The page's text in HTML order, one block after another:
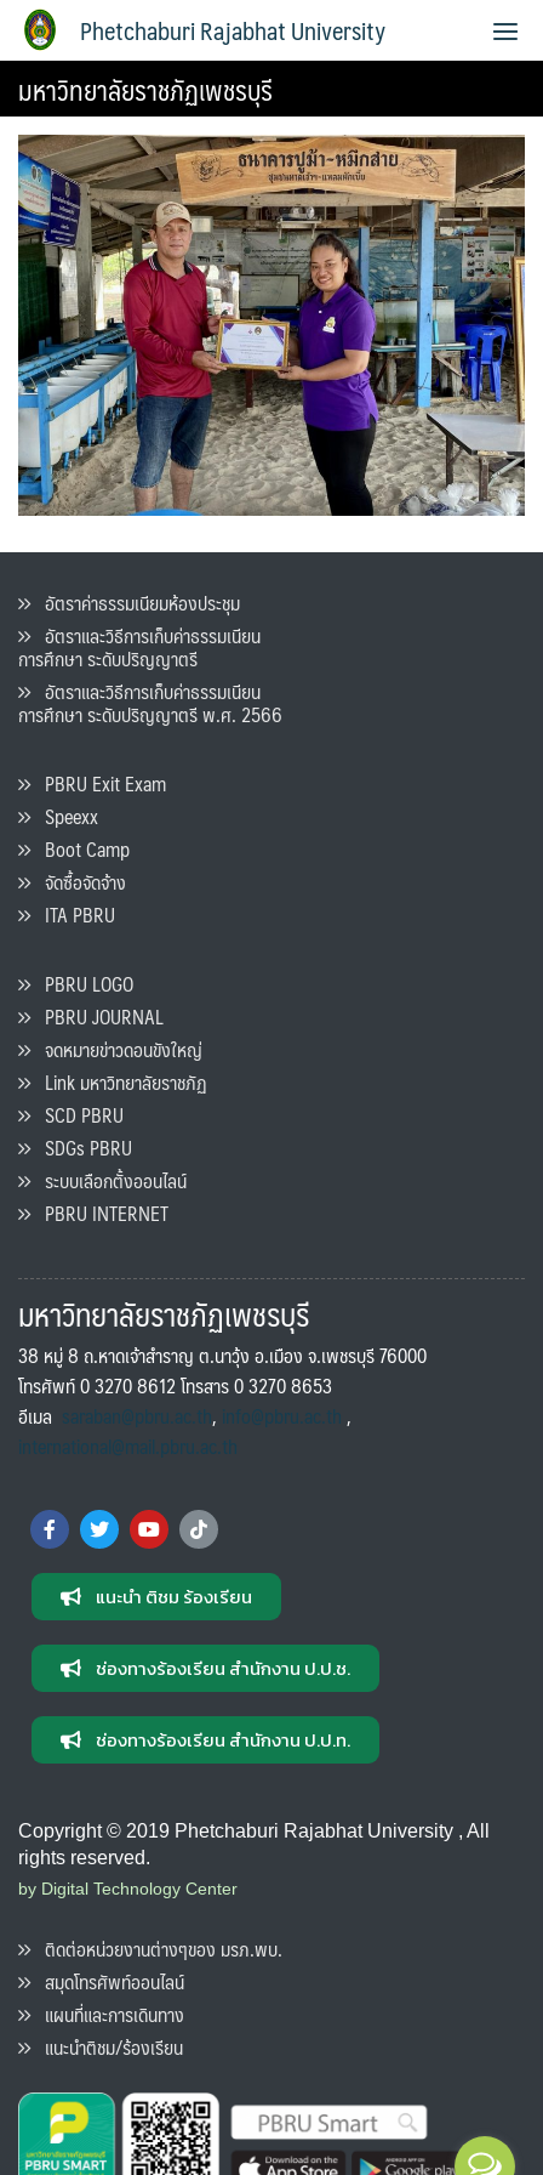
Phetchaburi Rajabhat University
มหาวิทยาลัยราชภัฏเพชรบุรี
อัตราค่าธรรมเนียมห้องประชุม
อัตราและวิธีการเก็บค่าธรรมเนียน
การศึกษา ระดับปริญญาตรี
อัตราและวิธีการเก็บค่าธรรมเนียน
การศึกษา ระดับปริญญาตรี พ.ศ. 2566
PBRU Exit Exam
Speexx
Boot Camp
จัดซื้อจัดจ้าง
ITA PBRU
PBRU LOGO
PBRU JOURNAL
จดหมายข่าวดอนขังใหญ่
Link มหาวิทยาลัยราชภัฏ
SCD PBRU
SDGs PBRU
ระบบเลือกตั้งออนไลน์
PBRU INTERNET
มหาวิทยาลัยราชภัฏเพชรบุรี
38 หมู่ 8 ถ.หาดเจ้าสำราญ ต.นาวุ้ง อ.เมือง จ.เพชรบุรี 76000
โทรศัพท์ 0 3270 8612 โทรสาร 0 3270 8653
อีเมล saraban@pbru.ac.th, info@pbru.ac.th,
international@mail.pbru.ac.th
แนะนำ ติชม ร้องเรียน
ช่องทางร้องเรียน สำนักงาน ป.ป.ช.
ช่องทางร้องเรียน สำนักงาน ป.ป.ท.
Copyright © 2019 Phetchaburi Rajabhat University , All
rights reserved.
by Digital Technology Center
ติดต่อหน่วยงานต่างๆของ มรภ.พบ.
สมุดโทรศัพท์ออนไลน์
แผนที่และการเดินทาง
แนะนำติชม/ร้องเรียน